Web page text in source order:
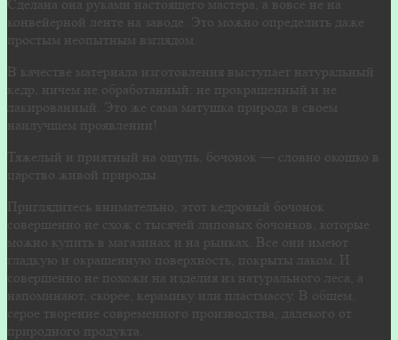
Сделана она руками настоящего мастера, а вовсе не на
конвейерной ленте на заводе. Это можно определить даже
простым неопытным взглядом.
В качестве материала изготовления выступает натуральный
кедр, ничем не обработанный: не прокрашенный и не
лакированный. Это же сама матушка природа в своем
наилучшем проявлении!
Тяжелый и приятный на ощупь, бочонок — словно окошко в
царство живой природы.
Приглядитесь внимательно, этот кедровый бочонок
совершенно не схож с тысячей липовых бочонков, которые
можно купить в магазинах и на рынках. Все они имеют
гладкую и окрашенную поверхность, покрыты лаком. И
совершенно не похожи на изделия из натурального леса, а
напоминают, скорее, керамику или пластмассу. В общем,
серое творение современного производства, далекого от
природного продукта.